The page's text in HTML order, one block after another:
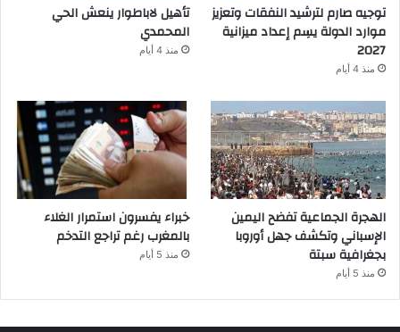
توجيه صارم لترشيد النفقات وتعزيز
موارد الدولة يسِم إعداد ميزانية
2027
منذ 4 أيام
تأهيل لاباطوار ينعش الحي
المحمدي
منذ 4 أيام
الهجرة الجماعية تفضح اليمين
الإسباني وتكشف جهل أوروبا
بجغرافية سبتة
منذ 5 أيام
خبراء يفسرون استمرار الغلاء
بالمغرب رغم تراجع التدخم
منذ 5 أيام